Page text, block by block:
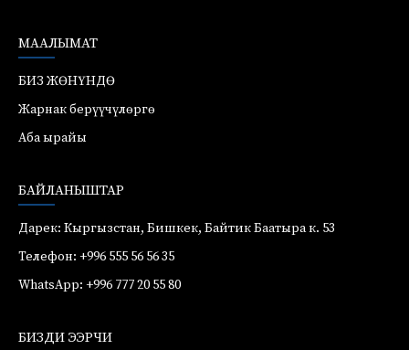
МААЛЫМАТ
БИЗ ЖӨНҮНДӨ
Жарнак берүүчүлөргө
Аба ырайы
БАЙЛАНЫШТАР
Дарек: Кыргызстан, Бишкек, Байтик Баатыра к. 53
Телефон: +996 555 56 56 35
WhatsApp: +996 777 20 55 80
БИЗДИ ЭЭРЧИ